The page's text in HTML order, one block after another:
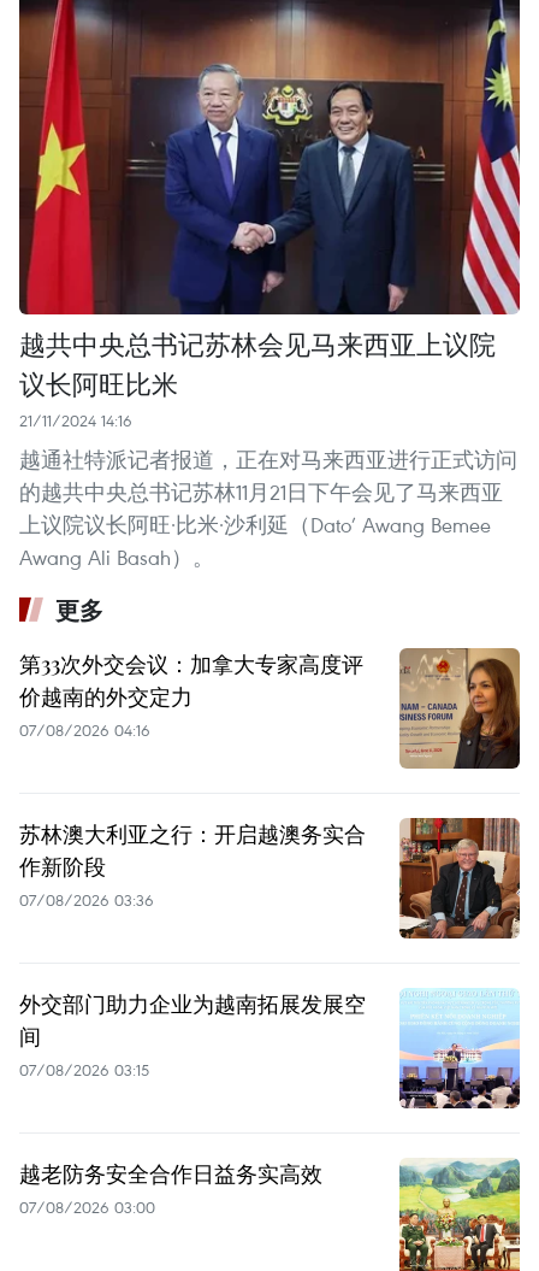
越共中央总书记苏林会见马来西亚上议院
议长阿旺比米
21/11/2024 14:16
越通社特派记者报道，正在对马来西亚进行正式访问
的越共中央总书记苏林11月21日下午会见了马来西亚
上议院议长阿旺·比米·沙利延（Dato’ Awang Bemee
Awang Ali Basah）。
更多
第33次外交会议：加拿大专家高度评
价越南的外交定力
07/08/2026 04:16
苏林澳大利亚之行：开启越澳务实合
作新阶段
07/08/2026 03:36
外交部门助力企业为越南拓展发展空
间
07/08/2026 03:15
越老防务安全合作日益务实高效
07/08/2026 03:00